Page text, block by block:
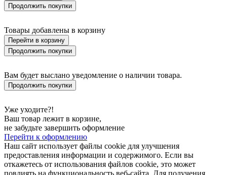
Продолжить покупки
Товары добавлены в корзину
Перейти в корзину
Продолжить покупки
Вам будет выслано уведомление о наличии товара.
Продолжить покупки
Уже уходите?!
Ваш товар лежит в корзине,
не забудьте завершить оформление
Перейти к оформлению
Наш сайт использует файлы cookie для улучшения
предоставления информации и содержимого. Если вы
откажетесь от использования файлов cookie, это может